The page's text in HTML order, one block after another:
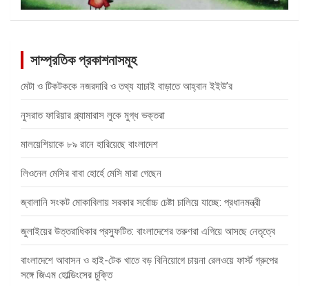
সাম্প্রতিক প্রকাশনাসমূহ
মেটা ও টিকটককে নজরদারি ও তথ্য যাচাই বাড়াতে আহ্বান ইইউ’র
নুসরাত ফারিয়ার গ্ল্যামারাস লুকে মুগ্ধ ভক্তরা
মালয়েশিয়াকে ৮৯ রানে হারিয়েছে বাংলাদেশ
লিওনেল মেসির বাবা হোর্হে মেসি মারা গেছেন
জ্বালানি সংকট মোকাবিলায় সরকার সর্বোচ্চ চেষ্টা চালিয়ে যাচ্ছে: প্রধানমন্ত্রী
জুলাইয়ের উত্তরাধিকার প্রস্ফুটিত: বাংলাদেশের তরুণরা এগিয়ে আসছে নেতৃত্বে
বাংলাদেশে আবাসন ও হাই-টেক খাতে বড় বিনিয়োগে চায়না রেলওয়ে ফার্স্ট গ্রুপের
সঙ্গে জিএম হোল্ডিংসের চুক্তি